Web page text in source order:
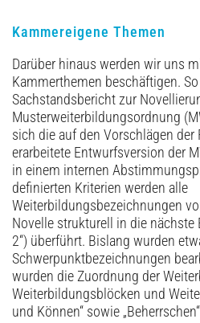
Kammereigene Themen
Darüber hinaus werden wir uns
Kammerthemen beschäftigen.
Sachstandsbericht zur
Musterweiterbildungsordnung
sich die auf den Vorschlägen der
erarbeitete Entwurfsversion der
in einem internen
definierten Kriterien werden alle
Weiterbildungsbezeichnungen
Novelle strukturell in die nächste
2“) überführt. Bislang wurden
Schwerpunktbezeichnungen
wurden die Zuordnung der
Weiterbildungsblöcken und
und Können“ sowie